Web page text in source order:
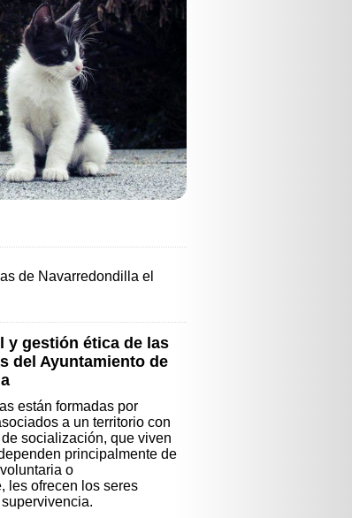
de Navarredondilla el
y gestión ética de las
del Ayuntamiento de
están formadas por
a un territorio con
socialización, que viven
principalmente de
o
les ofrecen los seres